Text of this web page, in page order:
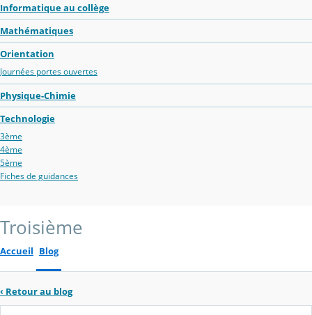
Informatique au collège
Mathématiques
Orientation
Journées portes ouvertes
Physique-Chimie
Technologie
3ème
4ème
5ème
Fiches de guidances
Troisième
Accueil Blog
‹ Retour au blog